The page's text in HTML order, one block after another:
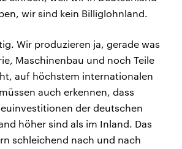
wir sind kein Billiglohnland.
Wir produzieren ja, gerade was
Maschinenbau und noch Teile
auf höchstem internationalen
auch erkennen, dass
der deutschen
höher sind als im Inland. Das
schleichend nach und nach